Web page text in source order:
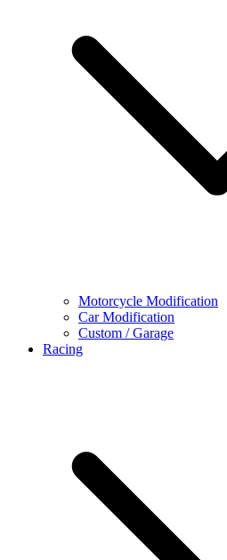
Motorcycle Modification
Car Modification
Custom / Garage
Racing